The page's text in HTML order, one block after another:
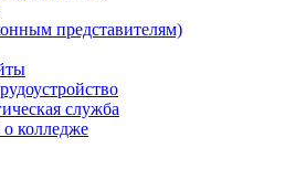
представителям)
служба
колледже